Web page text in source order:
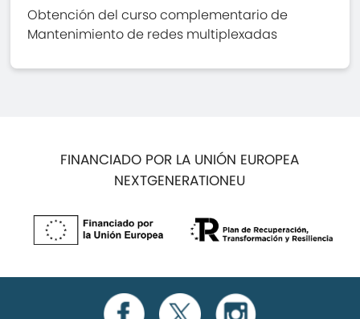
Obtención del curso complementario de
Mantenimiento de redes multiplexadas
FINANCIADO POR LA UNIÓN EUROPEA
NEXTGENERATIONEU